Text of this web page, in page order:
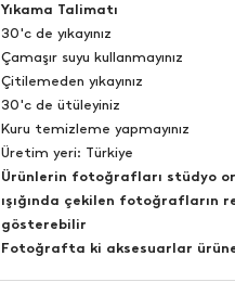
Yıkama Talimatı
30'c de yıkayınız
Çamaşır suyu kullanmayınız
Çitilemeden yıkayınız
30'c de ütüleyiniz
Kuru temizleme yapmayınız
Üretim yeri: Türkiye
Ürünlerin fotoğrafları stüdyo
ışığında çekilen fotoğrafların
gösterebilir
Fotoğrafta ki aksesuarlar